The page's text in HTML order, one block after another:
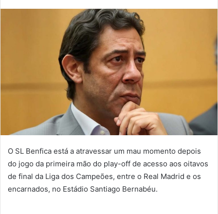
mail
O SL Benfica está a atravessar um mau momento depois
do jogo da primeira mão do play-off de acesso aos oitavos
de final da Liga dos Campeões, entre o Real Madrid e os
encarnados, no Estádio Santiago Bernabéu.